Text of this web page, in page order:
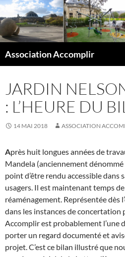
Aller
au
contenu
Association Accomplir
JARDIN
: L’HEURE DU
14 MAI 2018 ASSOCIATION
Après huit longues années de
Mandela (anciennement
point d’être rendu accessible dans
usagers. Il est maintenant temps
réaménagement. Représentée dès
dans les instances de concertation
Accomplir est probablement l’une
porter un regard documenté et
projet. C’est ce bilan illustré que